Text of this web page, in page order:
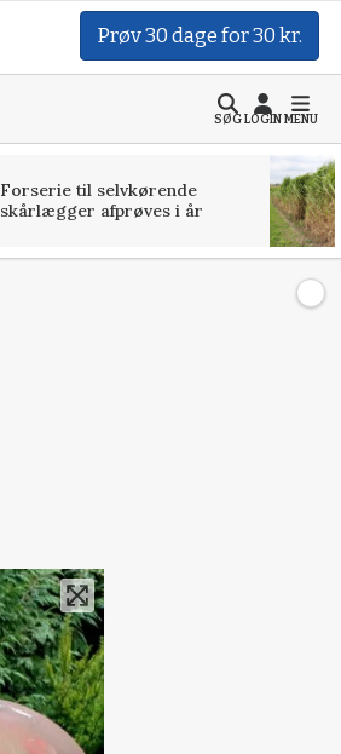
Prøv 30 dage for 30 kr.
SØGLOGINMENU
Forserie til selvkørende
skårlægger afprøves i år